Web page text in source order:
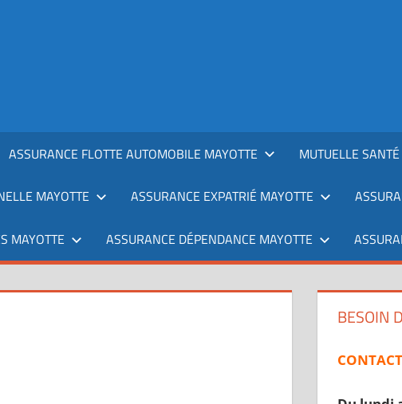
ASSURANCE FLOTTE AUTOMOBILE MAYOTTE MUTUELLE
MAYOTTE ASSURANCE EXPATRIÉ MAYOTTE
MAYOTTE ASSURANCE DÉPENDANCE MAYOTTE
BESOIN